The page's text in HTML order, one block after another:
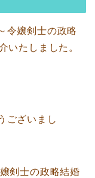
令嬢剣士の政略
いたしました。
ございまし
剣士の政略結婚